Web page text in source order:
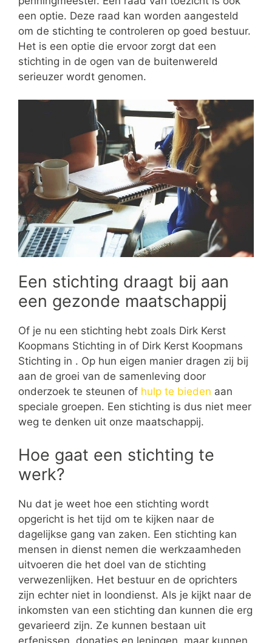
een optie. Deze raad kan worden aangesteld
om de stichting te controleren op goed bestuur.
Het is een optie die ervoor zorgt dat een
stichting in de ogen van de buitenwereld
serieuzer wordt genomen.
Een stichting draagt bij aan
een gezonde maatschappij
Of je nu een stichting hebt zoals Dirk Kerst
Koopmans Stichting in of Dirk Kerst Koopmans
Stichting in . Op hun eigen manier dragen zij bij
aan de groei van de samenleving door
onderzoek te steunen of hulp te bieden aan
speciale groepen. Een stichting is dus niet meer
weg te denken uit onze maatschappij.
Hoe gaat een stichting te
werk?
Nu dat je weet hoe een stichting wordt
opgericht is het tijd om te kijken naar de
dagelijkse gang van zaken. Een stichting kan
mensen in dienst nemen die werkzaamheden
uitvoeren die het doel van de stichting
verwezenlijken. Het bestuur en de oprichters
zijn echter niet in loondienst. Als je kijkt naar de
inkomsten van een stichting dan kunnen die erg
gevarieerd zijn. Ze kunnen bestaan uit
erfenissen, donaties en leningen, maar kunnen